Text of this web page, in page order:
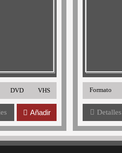
DVD VHS
Añadir
Formato
Detalles